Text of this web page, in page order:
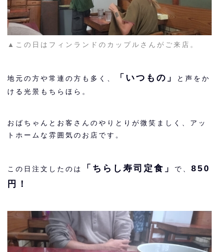
▲この日はフィンランドのカップルさんがご来店。
地元の方や常連の方も多く、 「いつもの」
と声をか
ける光景もちらほら。
おばちゃんとお客さんのやりとりが微笑ましく、アッ
トホームな雰囲気のお店です。
この日注文したのは 「ちらし寿司定食」 で、 850
円！